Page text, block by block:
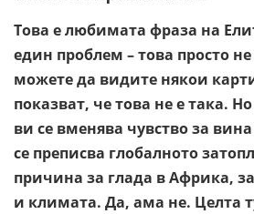
Това е любимата фраза на
един проблем – това просто
можете да видите някои
показват, че това не е така.
ви се вменява чувство за
се преписва глобалното
причина за глада в Африка,
и климата. Да, ама не. Целта